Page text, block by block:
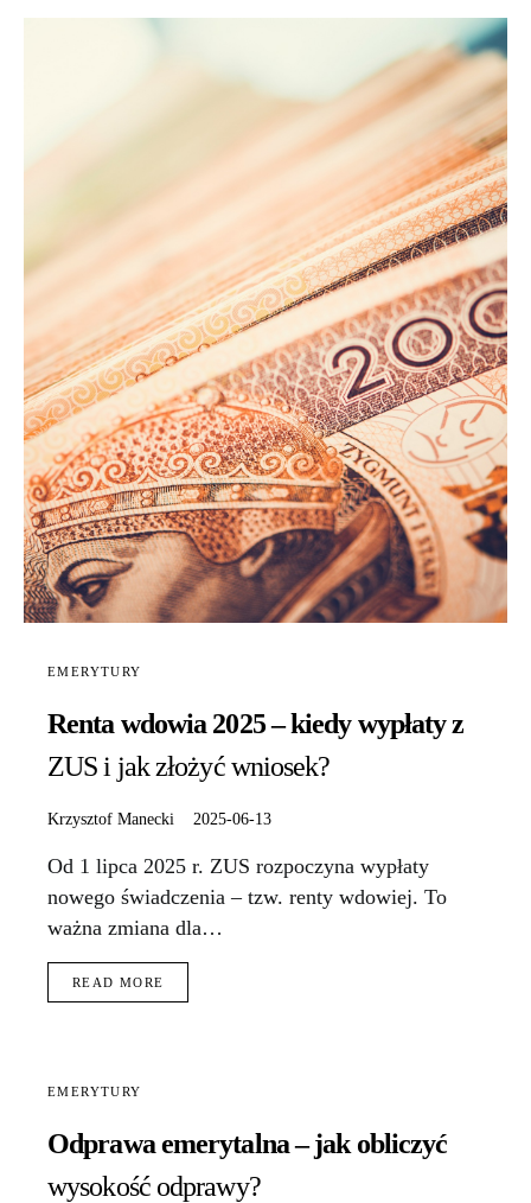
EMERYTURY
Renta wdowia 2025 – kiedy wypłaty z
ZUS i jak złożyć wniosek?
Krzysztof Manecki 2025-06-13
Od 1 lipca 2025 r. ZUS rozpoczyna wypłaty
nowego świadczenia – tzw. renty wdowiej. To
ważna zmiana dla…
READ MORE
EMERYTURY
Odprawa emerytalna – jak obliczyć
wysokość odprawy?